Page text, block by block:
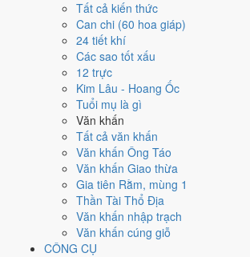
Tất cả kiến thức
Can chi (60 hoa giáp)
24 tiết khí
Các sao tốt xấu
12 trực
Kim Lâu - Hoang Ốc
Tuổi mụ là gì
Văn khấn
Tất cả văn khấn
Văn khấn Ông Táo
Văn khấn Giao thừa
Gia tiên Rằm, mùng 1
Thần Tài Thổ Địa
Văn khấn nhập trạch
Văn khấn cúng giỗ
CÔNG CỤ
việc gì?
Ngày 10/12/2022 đạt6.1/10trung bình cho 7
Ký hợp đồng - giao ước (9/10)
. Trực Thâu (ngày thu hoạch, tích trữ) và
hoàng đạo nên điểm từng việc chênh nhau như
Cưới hỏi - đính hôn
Tốt
Cưới hỏi - đính hôn hôm nay ở
Hoàng Đạo.
Cách tính ngày tốt
Khai trương - mở cửa hàng
Tốt
Khai trương - mở cửa hàng hôm nay ở